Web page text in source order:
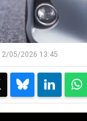
05/2026 13:45